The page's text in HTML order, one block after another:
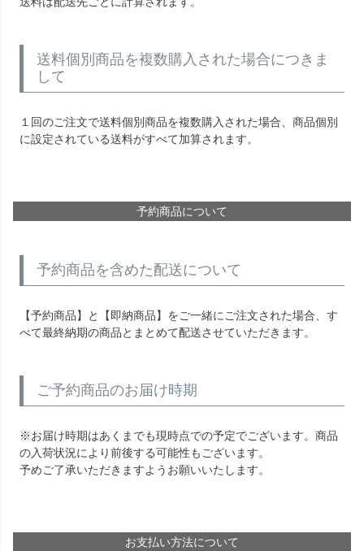
送料個別商品を複数購入された場合につきま
して
１回のご注文で送料個別商品を複数購入された場合、商品個別
に設定されている送料がすべて加算されます。
予約商品について
予約商品を含めた配送について
【予約商品】と【即納商品】をご一緒にご注文された場合、す
べて最終納期の商品とまとめて配送させていただきます。
ご予約商品のお届け時期
※お届け時期はあくまでも現時点での予定でございます。商品
の入荷状況により前後する可能性もございます。
予めご了承いただきますようお願いいたします。
お支払い方法について